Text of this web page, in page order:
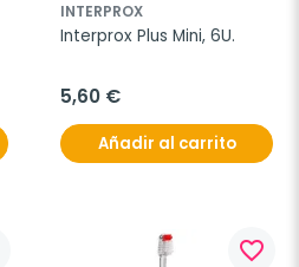
INTERPROX
Interprox Plus Mini, 6U.
5,60 €
Añadir al carrito
favorite_border